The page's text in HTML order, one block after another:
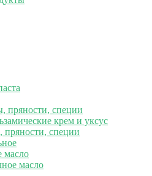
пряности, специи
крем и уксус
специи
масло
масло